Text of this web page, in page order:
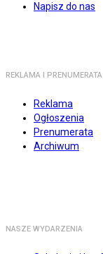
Napisz do nas
REKLAMA I PRENUMERATA
Reklama
Ogłoszenia
Prenumerata
Archiwum
NASZE WYDARZENIA